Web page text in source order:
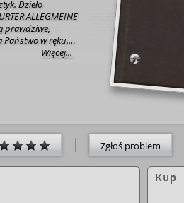
Dzieło
ALLEGMEINE
prawdziwe,
w ręku.
W. Nixona,
idealnie do
dwa cytaty
ten, który
Artur Andrus
Więcej...
Zgłoś problem
Kup